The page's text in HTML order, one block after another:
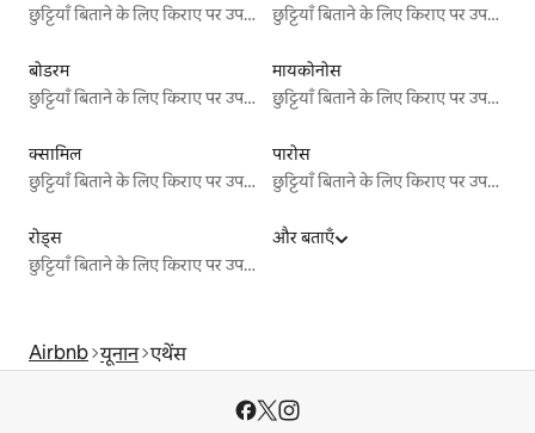
छुट्टियाँ बिताने के लिए किराए पर उपलब्ध जगहें
छुट्टियाँ बिताने के लिए किराए पर उपलब्ध जगहें
बोडरम
छुट्टियाँ बिताने के लिए किराए पर उपलब्ध जगहें
मायकोनोस
छुट्टियाँ बिताने के लिए किराए पर उपलब्ध जगहें
क्सामिल
छुट्टियाँ बिताने के लिए किराए पर उपलब्ध जगहें
पारोस
छुट्टियाँ बिताने के लिए किराए पर उपलब्ध जगहें
रोड्स
छुट्टियाँ बिताने के लिए किराए पर उपलब्ध जगहें
और बताएँ
Airbnb यूनान एथेंस